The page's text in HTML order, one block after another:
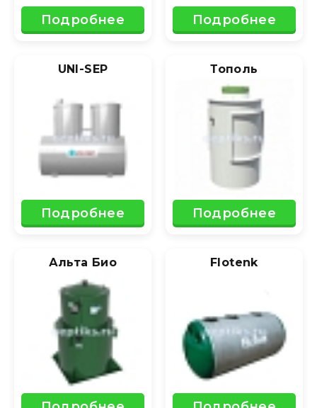
Подробнее Подробнее
UNI-SEP
Подробнее
Тополь
Подробнее
Альта Био Flotenk